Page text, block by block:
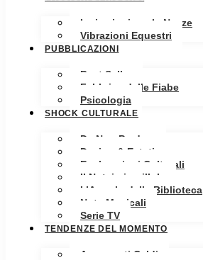
Ispirazioni per le Nozze
Vibrazioni Equestri
PUBBLICAZIONI
Best Seller
Fabbrica delle Fiabe
Psicologia
SHOCK CULTURALE
Da Non Perdere
Design & Estetica
Esplorazioni Culturali
Il Notaio in pillole
L’Angolo della Biblioteca
Note Musicali
Serie TV
TENDENZE DEL MOMENTO
Argomenti Caldi